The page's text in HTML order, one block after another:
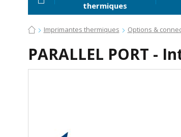
thermiques
Imprimantes thermiques Options &
PARALLEL PORT -